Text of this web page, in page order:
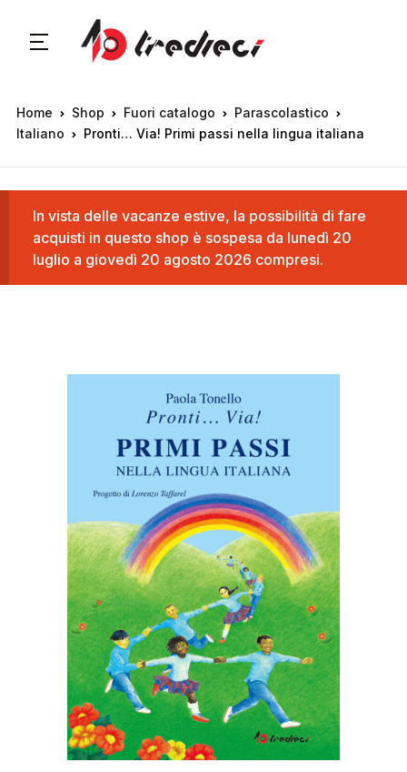
Home Shop Fuori catalogo
Parascolastico
Italiano
Pronti… Via! Primi passi nella lingua italiana
In vista delle vacanze estive, la possibilità di fare
acquisti in questo shop è sospesa da lunedì 20
luglio a giovedì 20 agosto 2026 compresi.